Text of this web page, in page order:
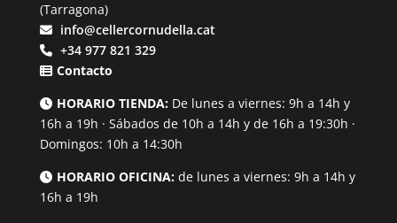
(Tarragona)
info@cellercornudella.cat
+34 977 821 329
Contacto
HORARIO TIENDA:De lunes a viernes: 9h a 14h y
16h a 19h · Sábados de 10h a 14h y de 16h a 19:30h ·
Domingos: 10h a 14:30h
HORARIO OFICINA:de lunes a viernes: 9h a 14h y
16h a 19h